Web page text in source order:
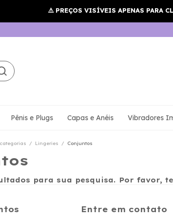
Pênis e Plugs Capas e Anéis Vibradores
/ Lingeries / Conjuntos
para sua pesquisa. Por favor,
Entre em contato